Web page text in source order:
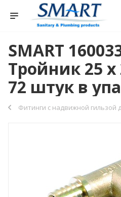
SMART
Тройник 25 х
72 штук в
Фитинги с надвижной гильзой